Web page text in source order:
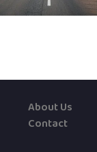
About Us
Contact